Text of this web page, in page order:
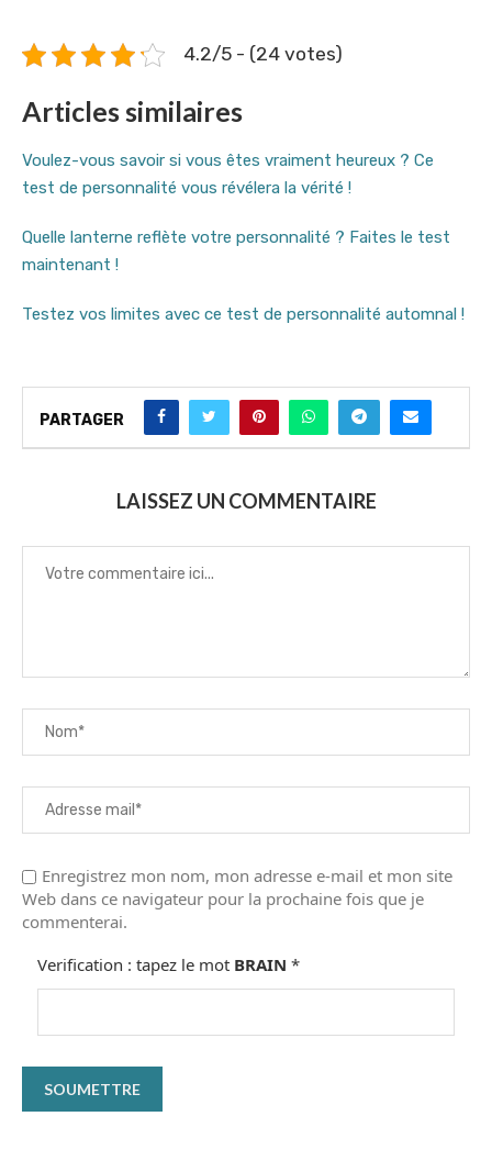
4.2/5 - (24 votes)
Articles similaires
Voulez-vous savoir si vous êtes vraiment heureux ? Ce
test de personnalité vous révélera la vérité !
Quelle lanterne reflète votre personnalité ? Faites le test
maintenant !
Testez vos limites avec ce test de personnalité automnal !
PARTAGER
LAISSEZ UN COMMENTAIRE
Enregistrez mon nom, mon adresse e-mail et mon site
Web dans ce navigateur pour la prochaine fois que je
commenterai.
Verification : tapez le mot BRAIN *